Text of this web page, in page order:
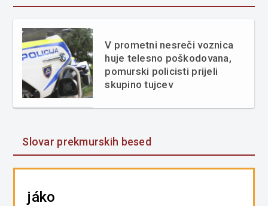
V prometni nesreči voznica
huje telesno poškodovana,
pomurski policisti prijeli
skupino tujcev
Slovar prekmurskih besed
jáko